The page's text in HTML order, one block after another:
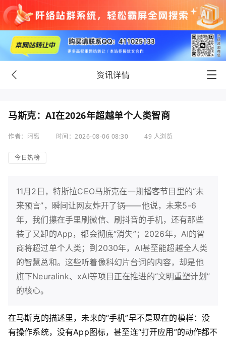
资讯详情
马斯克：AI在2026年超越单个人类智商
作者：阿离 时间：2026-08-06 08:30 49 人浏览
今日热榜
11月2日，特斯拉CEO马斯克在一期播客节目里的“未
来预言”，瞬间让网友炸开了锅——他说，未来5-6
年，我们攥在手里刷微信、刷抖音的手机，还有那些
装了又卸的App，都会彻底“消失”；2026年，AI的智
商将超过单个人类；到2030年，AI甚至能超越全人类
的智慧总和。这些听着像科幻片台词的内容，却是他
旗下Neuralink、xAI等项目正在推进的“文明重塑计划”
的核心。
在马斯克的描述里，未来的“手机”早不是现在的模样：没
有操作系统，没有App图标，甚至连“打开应用”的动作都不